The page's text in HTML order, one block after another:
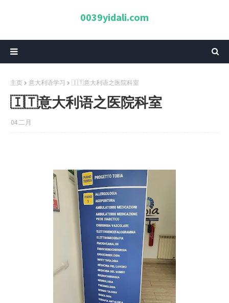
0039yidali.com
主页 意大利语学习 🇮🇹意大利语之医院科室
🇮🇹意大利语之医院科室
04 二月